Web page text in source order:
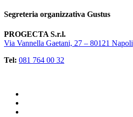
Segreteria organizzativa Gustus
PROGECTA S.r.l.
Via Vannella Gaetani, 27 – 80121 Napoli
Tel: 081 764 00 32